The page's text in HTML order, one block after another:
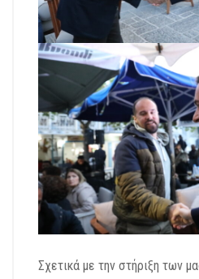
Σχετικά με την στήριξη των